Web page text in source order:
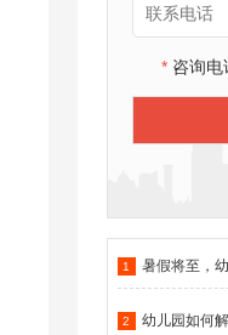
*咨询电
1 暑假将至，幼
2 幼儿园如何